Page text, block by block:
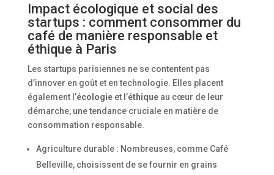
Impact écologique et social des
startups : comment consommer du
café de manière responsable et
éthique à Paris
Les startups parisiennes ne se contentent pas
d’innover en goût et en technologie. Elles placent
également l’écologieet l’éthiqueau cœur de leur
démarche, une tendance cruciale en matière de
consommation responsable.
Agriculture durable : Nombreuses, comme Café
Belleville, choisissent de se fournir en grains